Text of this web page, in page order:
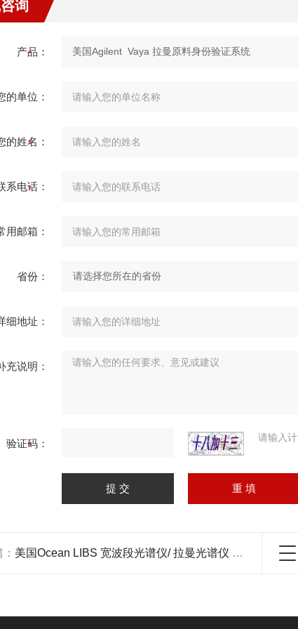
询
产品：
的单位：
的姓名：
系电话：
用邮箱：
省份：
细地址：
充说明：
验证码： 请输入
美国Ocean LIBS 宽波段光谱仪/ 拉曼光谱仪 产品关键词:拉曼光谱仪波段